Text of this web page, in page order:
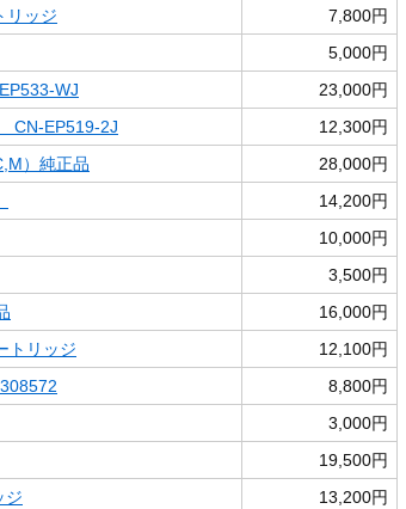
リッジ
7,800円
5,000円
WJ
23,000円
CN-EP519-2J
12,300円
）純正品
28,000円
14,200円
10,000円
3,500円
16,000円
トリッジ
12,100円
8,800円
3,000円
19,500円
ジ
13,200円